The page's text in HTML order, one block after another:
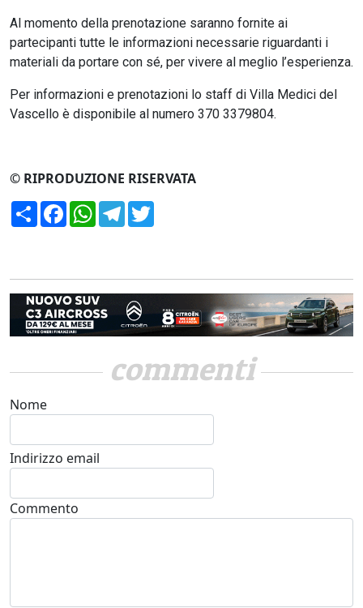
Al momento della prenotazione saranno fornite ai
partecipanti tutte le informazioni necessarie riguardanti i
materiali da portare con sé, per vivere al meglio l’esperienza.
Per informazioni e prenotazioni lo staff di Villa Medici del
Vascello è disponibile al numero 370 3379804.
© RIPRODUZIONE RISERVATA
CondividiFacebookWhatsApp
Telegram
commenti
Nome
Indirizzo email
Commento